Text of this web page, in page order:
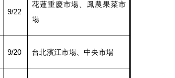
9/22
花蓮重慶市場、鳳農果菜市
場
9/20 台北濱江市場、中央市場